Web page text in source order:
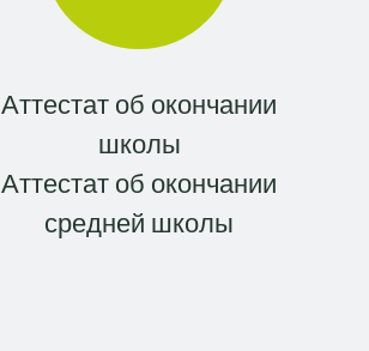
Аттестат об окончании
школы
Аттестат об окончании
средней школы